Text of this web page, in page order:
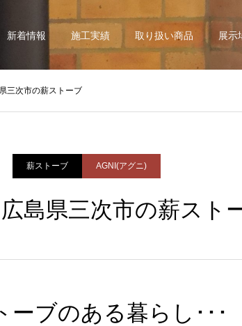
新着情報 施工実績 取り扱い商品 展示
三次市の薪ストーブ
薪ストーブ AGNI(アグニ)
広島県三次市の薪スト
ーブのある暮らし･･･